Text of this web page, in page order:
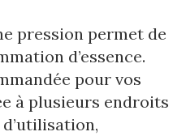
pression permet de
d’essence.
pour vos
à plusieurs endroits